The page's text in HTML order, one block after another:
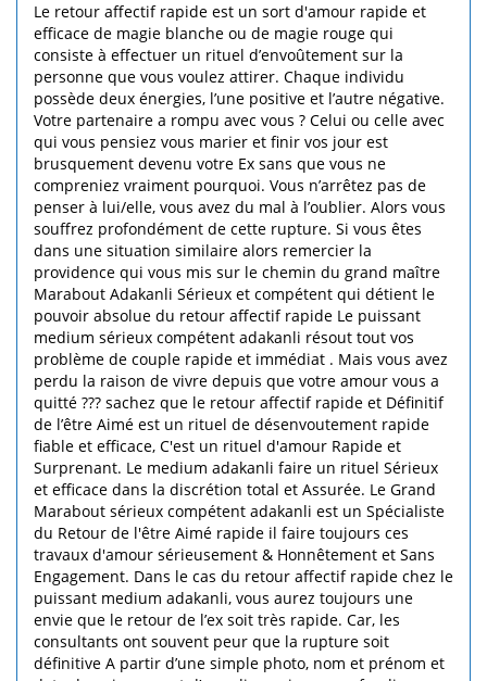
Le retour affectif rapide est un sort d'amour rapide et
efficace de magie blanche ou de magie rouge qui
consiste à effectuer un rituel d’envoûtement sur la
personne que vous voulez attirer. Chaque individu
possède deux énergies, l’une positive et l’autre négative.
Votre partenaire a rompu avec vous ? Celui ou celle avec
qui vous pensiez vous marier et finir vos jour est
brusquement devenu votre Ex sans que vous ne
compreniez vraiment pourquoi. Vous n’arrêtez pas de
penser à lui/elle, vous avez du mal à l’oublier. Alors vous
souffrez profondément de cette rupture. Si vous êtes
dans une situation similaire alors remercier la
providence qui vous mis sur le chemin du grand maître
Marabout Adakanli Sérieux et compétent qui détient le
pouvoir absolue du retour affectif rapide Le puissant
medium sérieux compétent adakanli résout tout vos
problème de couple rapide et immédiat . Mais vous avez
perdu la raison de vivre depuis que votre amour vous a
quitté ??? sachez que le retour affectif rapide et Définitif
de l’être Aimé est un rituel de désenvoutement rapide
fiable et efficace, C'est un rituel d'amour Rapide et
Surprenant. Le medium adakanli faire un rituel Sérieux
et efficace dans la discrétion total et Assurée. Le Grand
Marabout sérieux compétent adakanli est un Spécialiste
du Retour de l'être Aimé rapide il faire toujours ces
travaux d'amour sérieusement & Honnêtement et Sans
Engagement. Dans le cas du retour affectif rapide chez le
puissant medium adakanli, vous aurez toujours une
envie que le retour de l’ex soit très rapide. Car, les
consultants ont souvent peur que la rupture soit
définitive A partir d’une simple photo, nom et prénom et